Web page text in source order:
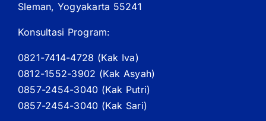
Sleman, Yogyakarta 55241
Konsultasi Program:
0821-7414-4728 (Kak Iva)
0812-1552-3902 (Kak Asyah)
0857-2454-3040 (Kak Putri)
0857-2454-3040 (Kak Sari)